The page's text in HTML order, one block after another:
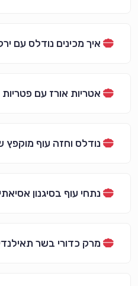
איך מכינים נודלס עם
אטריות אורז עם פטריות
נודלס וחזה עוף
נתחי עוף בסיגנון
מרק כדורי בשר